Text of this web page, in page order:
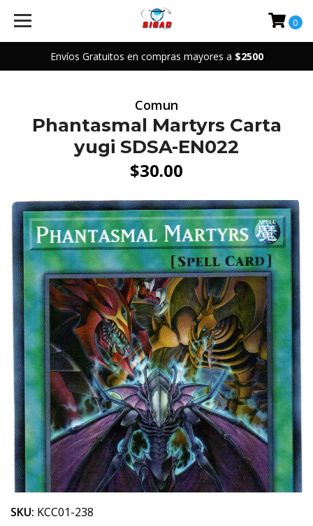
Envíos Gratuitos en compras mayores a $2500
0
Comun
Phantasmal Martyrs Carta
yugi SDSA-EN022
$30.00
SKU: KCC01-238